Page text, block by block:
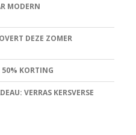
MODERN
DEZE ZOMER
50% KORTING
VERRAS KERSVERSE